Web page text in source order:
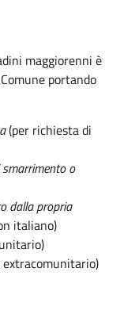
maggiorenni è
portando
(per richiesta di
o
dalla propria
italiano)